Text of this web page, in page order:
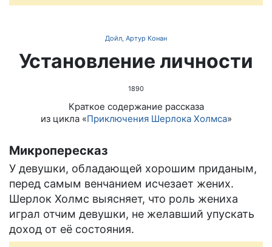
Дойл, Артур Конан
Установление личности
1890
Краткое содержание рассказа
из цикла «Приключения Шерлока Холмса»
Микропересказ
У девушки, обладающей хорошим приданым,
перед самым венчанием исчезает жених.
Шерлок Холмс выясняет, что роль жениха
играл отчим девушки, не желавший упускать
доход от её состояния.